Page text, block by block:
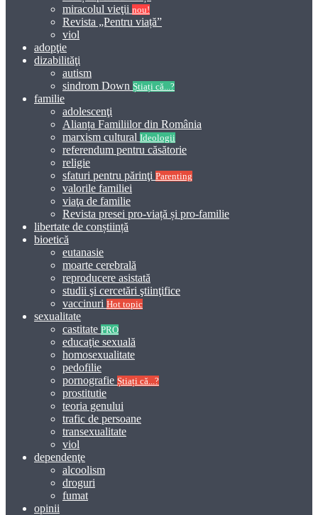
miracolul vieţii nou!
Revista „Pentru viață”
viol
adopţie
dizabilităţi
autism
sindrom Down Știați că...?
familie
adolescenţi
Alianța Familiilor din România
marxism cultural Ideologii
referendum pentru căsătorie
religie
sfaturi pentru părinţi Parenting
valorile familiei
viaţa de familie
Revista presei pro-viață și pro-familie
libertate de conștiință
bioetică
eutanasie
moarte cerebrală
reproducere asistată
studii şi cercetări ştiinţifice
vaccinuri Hot topic
sexualitate
castitate PRO
educaţie sexuală
homosexualitate
pedofilie
pornografie Știați că...?
prostitutie
teoria genului
trafic de persoane
transexualitate
viol
dependenţe
alcoolism
droguri
fumat
opinii